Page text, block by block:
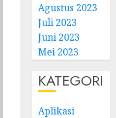
Agustus 2023
Juli 2023
Juni 2023
Mei 2023
KATEGORI
Aplikasi